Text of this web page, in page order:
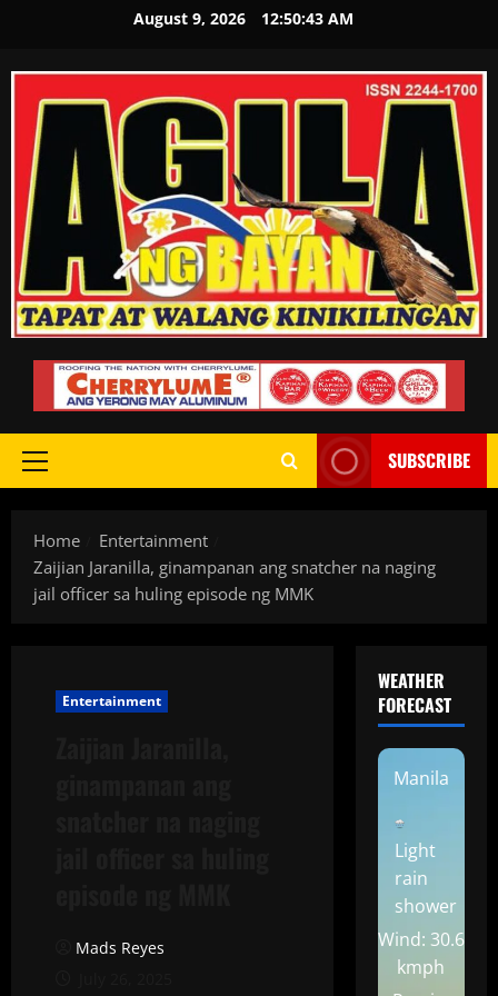
August 9, 2026 12:50:44 AM
SUBSCRIBE
Home
Entertainment
Zaijian Jaranilla, ginampanan ang snatcher na naging
jail officer sa huling episode ng MMK
Entertainment
Mads Reyes
WEATHER
FORECAST
Manila
Light
rain
shower
Wind: 30.6
kmph